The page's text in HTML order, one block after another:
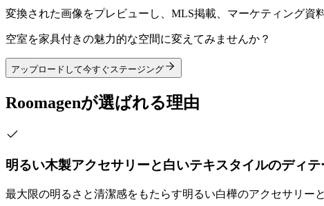
変換された画像をプレビューし、MLS掲載、マーケティング資
空室を家具付きの魅力的な空間に変えてみませんか？
アップロードして今すぐステージング
Roomagenが選ばれる理由
明るい木製アクセサリーと白いテキスタイルのディテ
最大限の明るさと清潔感をもたらす明るい白樺のアクセサリー